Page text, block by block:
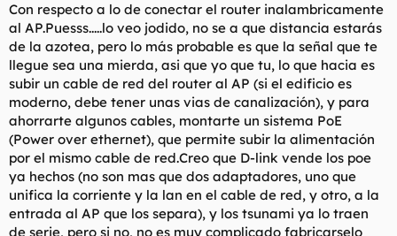
Con respecto a lo de conectar el router inalambricamente
al AP.Puesss.....lo veo jodido, no se a que distancia estarás
de la azotea, pero lo más probable es que la señal que te
llegue sea una mierda, asi que yo que tu, lo que hacia es
subir un cable de red del router al AP (si el edificio es
moderno, debe tener unas vias de canalización), y para
ahorrarte algunos cables, montarte un sistema PoE
(Power over ethernet), que permite subir la alimentación
por el mismo cable de red.Creo que D-link vende los poe
ya hechos (no son mas que dos adaptadores, uno que
unifica la corriente y la lan en el cable de red, y otro, a la
entrada al AP que los separa), y los tsunami ya lo traen
de serie, pero si no, no es muy complicado fabricarselo